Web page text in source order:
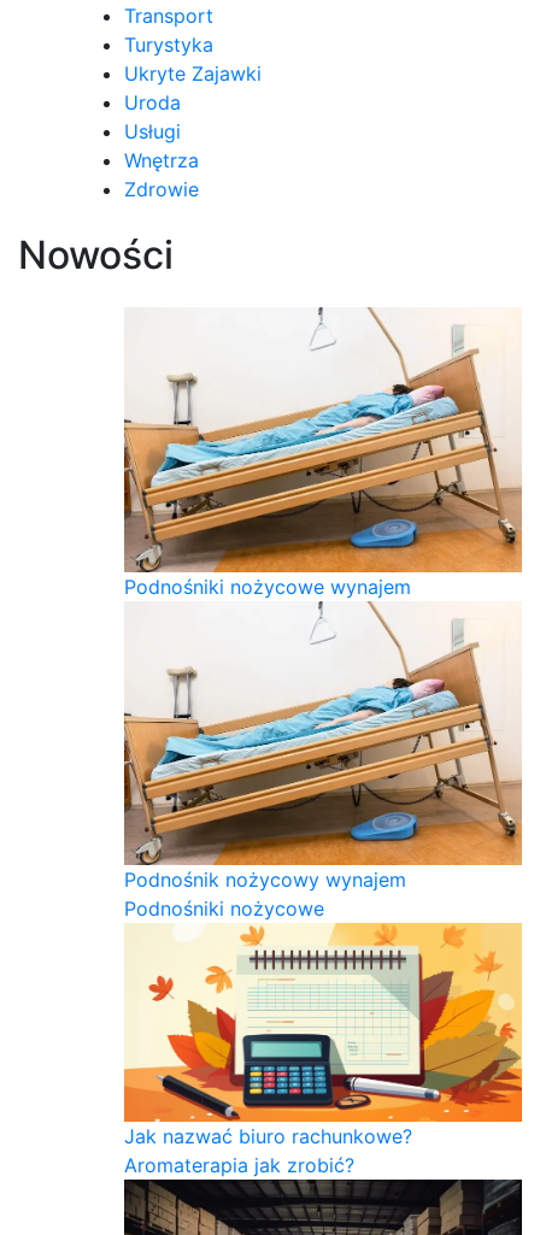
Transport
Turystyka
Ukryte Zajawki
Uroda
Usługi
Wnętrza
Zdrowie
Nowości
Podnośniki nożycowe wynajem
Podnośnik nożycowy wynajem
Podnośniki nożycowe
Jak nazwać biuro rachunkowe?
Aromaterapia jak zrobić?